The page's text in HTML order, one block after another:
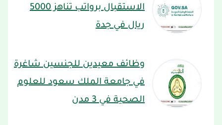
الاستقبال برواتب تناهز 5000
ريال في جدة
وظائف معيدين للجنسين شاغرة
في جامعة الملك سعود للعلوم
الصحية في 3 مدن